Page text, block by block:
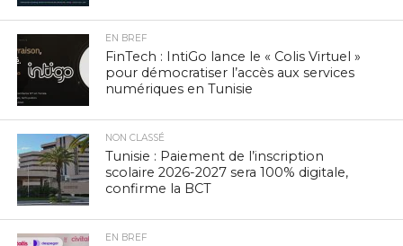
EN BREF
FinTech : IntiGo lance le « Colis Virtuel »
pour démocratiser l’accès aux services
numériques en Tunisie
NON CLASSÉ
Tunisie : Paiement de l’inscription
scolaire 2026-2027 sera 100% digitale,
confirme la BCT
EN BREF